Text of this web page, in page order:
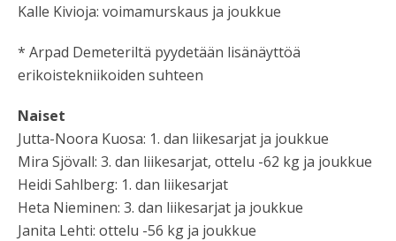
Kalle Kivioja: voimamurskaus ja joukkue
* Arpad Demeteriltä pyydetään lisänäyttöä
erikoistekniikoiden suhteen
Naiset
Jutta-Noora Kuosa: 1. dan liikesarjat ja joukkue
Mira Sjövall: 3. dan liikesarjat, ottelu -62 kg ja joukkue
Heidi Sahlberg: 1. dan liikesarjat
Heta Nieminen: 3. dan liikesarjat ja joukkue
Janita Lehti: ottelu -56 kg ja joukkue